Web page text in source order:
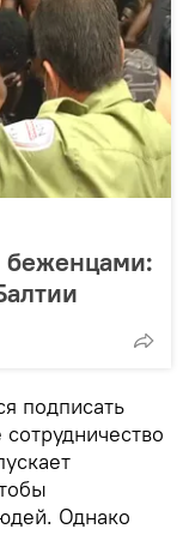
беженцами:
подписать
Однако